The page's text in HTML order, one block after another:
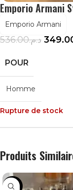
Emporio Armani
Emporio Armani
د.م.536.00
POUR
Homme
Rupture de stock
Produits
-45%